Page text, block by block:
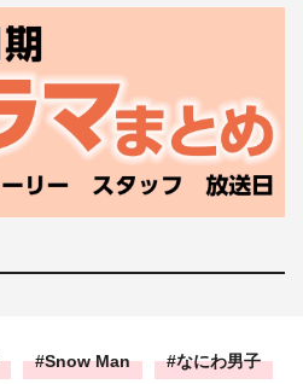
Snow Man なにわ男子